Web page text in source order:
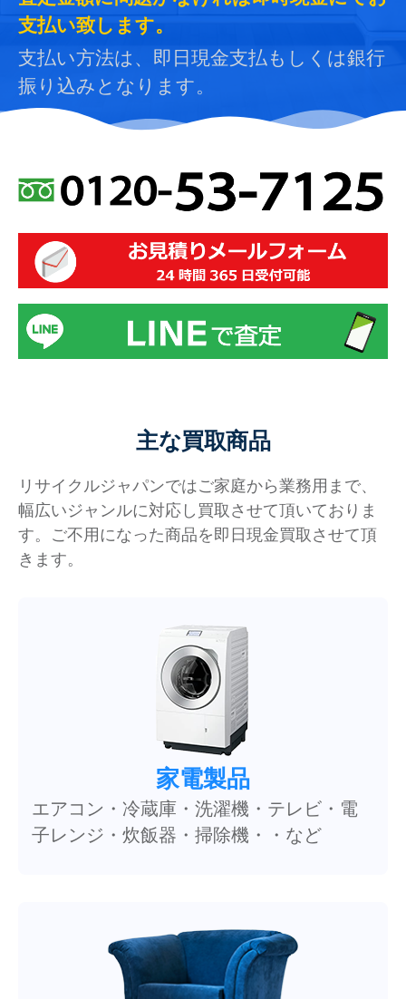
支払い致します。
支払い方法は、即日現金支払もしくは銀行
振り込みとなります。
主な買取商品
リサイクルジャパンではご家庭から業務用まで、
幅広いジャンルに対応し買取させて頂いておりま
す。ご不用になった商品を即日現金買取させて頂
きます。
家電製品
エアコン・冷蔵庫・洗濯機・テレビ・電
子レンジ・炊飯器・掃除機・・など